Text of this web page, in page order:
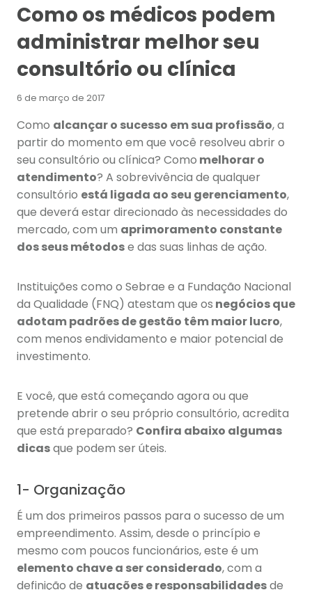
Como os médicos podem
administrar melhor seu
consultório ou clínica
6 de março de 2017
Como alcançar o sucesso em sua profissão, a
partir do momento em que você resolveu abrir o
seu consultório ou clínica? Como melhorar o
atendimento? A sobrevivência de qualquer
consultório está ligada ao seu gerenciamento,
que deverá estar direcionado às necessidades do
mercado, com um aprimoramento constante
dos seus métodose das suas linhas de ação.
Instituições como o Sebrae e a Fundação Nacional
da Qualidade (FNQ) atestam que os negócios que
adotam padrões de gestão têm maior lucro,
com menos endividamento e maior potencial de
investimento.
E você, que está começando agora ou que
pretende abrir o seu próprio consultório, acredita
que está preparado? Confira abaixo algumas
dicasque podem ser úteis.
1- Organização
É um dos primeiros passos para o sucesso de um
empreendimento. Assim, desde o princípio e
mesmo com poucos funcionários, este é um
elemento chave a ser considerado, com a
definição de atuações e responsabilidadesde